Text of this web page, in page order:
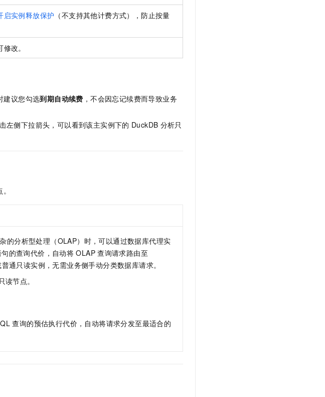
启实例释放保护 （不支持其他计费方式），防止按量
改。
建议您勾选到期自动续费 ，不会因忘记续费而导致业务
左侧下拉箭头，可以看到该主实例下的 DuckDB 分析只
的分析型处理（OLAP）时，可以通过数据库代理实
句的查询代价，自动将 OLAP 查询请求路由至
通只读实例，无需业务侧手动分类数据库请求。
读节点。
查询的预估执行代价，自动将请求分发至最适合的